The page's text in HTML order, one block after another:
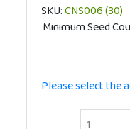
SKU:CNS006 (30)
Minimum Seed
Please select the